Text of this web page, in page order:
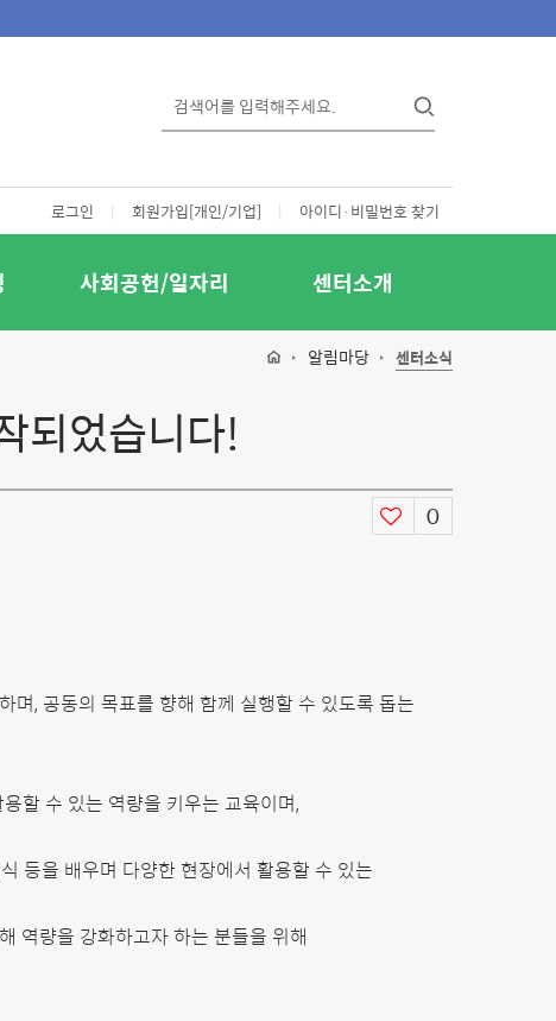
로그인 | 회원가입[개인/기업] | 아이디·비밀번호 찾기
사회공헌/일자리 센터소개
알림마당 센터소식
되었습니다!
0
며, 공동의 목표를 향해 함께 실행할 수 있도록 돕는
할 수 있는 역량을 키우는 교육이며,
등을 배우며 다양한 현장에서 활용할 수 있는
역량을 강화하고자 하는 분들을 위해